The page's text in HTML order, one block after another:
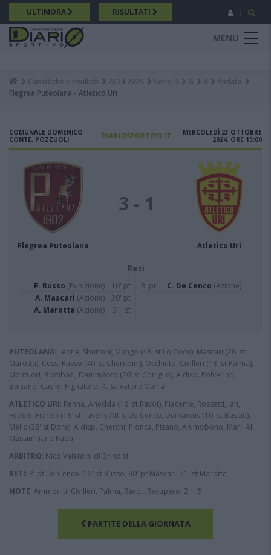
Salta
al
contenuto
principale
ULTIMORA RISULTATI
MENU
Breadcrumb
Classifiche e risultati 2024 2025 Serie D G 8
Andata
Flegrea Puteolana - Atletico Uri
COMUNALE DOMENICO
CONTE, POZZUOLI
DIARIOSPORTIVO.IT
MERCOLEDÌ 23 OTTOBRE
2024, ORE 15:00
Flegrea Puteolana
3 - 1
Atletico Uri
Reti
F. Russo (Punizione)
16' pt
A. Mascari (Azione)
30' pt
A. Marotta (Azione) 31' st
8' pt C. De Cenco (Azione)
PUTEOLANA: Leone, Sbuttoni, Mungo (48' st Lo Coco), Mascari (26' st
Marotta), Cess, Russo (40' st Cherubini), Occhiuto, Civilleri (18' st Palma),
Montuori, Bombaci, Dammacco (26' st Coniglio). A disp. Polverino,
Balzano, Casile, Pignataro. A. Salvatore Marra
ATLETICO URI: Renna, Anedda (16' st Ravot), Piacente, Rossetti, Jah,
Fedele, Fiorelli (16' st Tuveri), Attili, De Cenco, Demarcus (10' st Basciu),
Melis (38' st Dore). A disp. Cherchi, Pionca, Pisano, Animobono, Mari. All.
Massimiliano Paba
ARBITRO: Nico Valentini di Brindisi
RETI: 8' pt De Cenco, 16' pt Russo, 30' pt Mascari, 31' st Marotta
NOTE: Ammoniti: Civilleri, Palma, Ravot. Recupero: 2' + 5'
PARTITE DELLA GIORNATA